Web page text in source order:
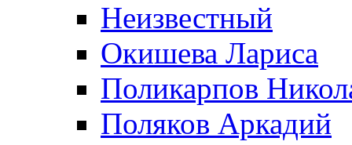
Неизвестный
Окишева Лариса
Поликарпов
Поляков Аркадий